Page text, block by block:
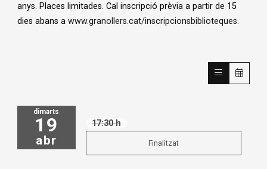
anys. Places limitades. Cal inscripció prèvia a partir de 15
dies abans a www.granollers.cat/inscripcionsbiblioteques.
dimarts
19
abr
17:30 h
Finalitzat